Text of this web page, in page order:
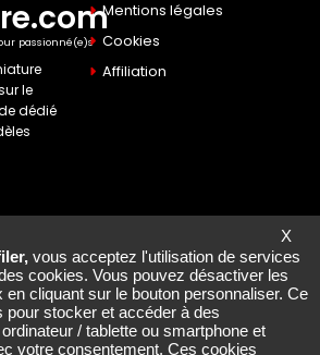
passionné(e)s
le
dédié
Mentions légales
Cookies
Affiliation
08
2026
X
vous acceptez l'utilisation de services
cookies. Vous pouvez désactiver les
cliquant sur le bouton personnaliser. Ce
pour stocker et accéder à des
/ tablette ou smartphone et
votre consentement. Ces cookies